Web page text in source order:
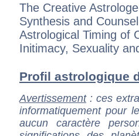
The Creative
Synthesis and
Astrological Timing of
Initimacy, Sexuality
Profil astrologique
Avertissement: ces
informatiquement pour
aucun caractère